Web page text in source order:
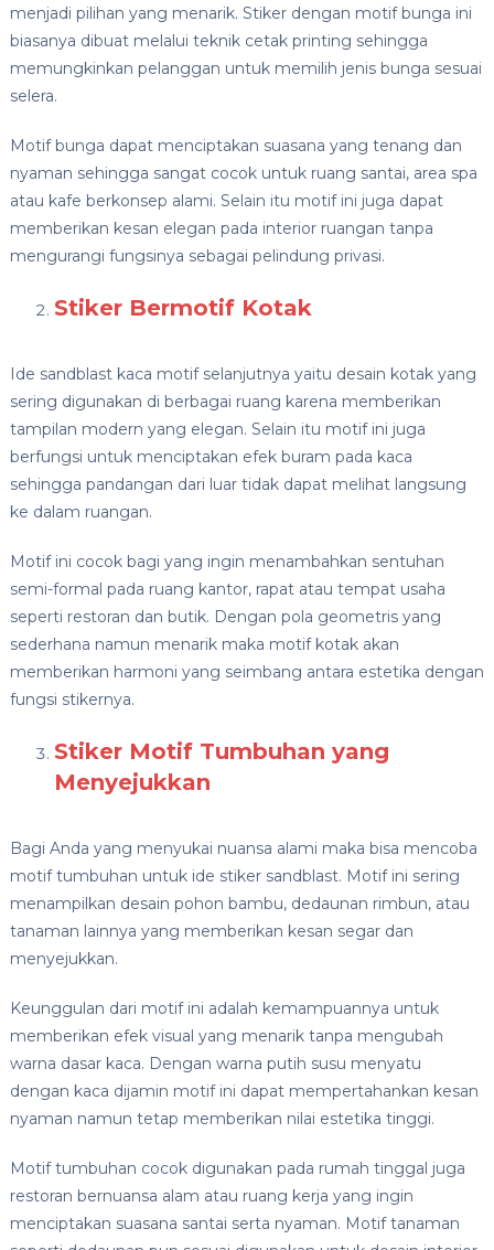
menjadi pilihan yang menarik. Stiker dengan motif bunga ini
biasanya dibuat melalui teknik cetak printing sehingga
memungkinkan pelanggan untuk memilih jenis bunga sesuai
selera.
Motif bunga dapat menciptakan suasana yang tenang dan
nyaman sehingga sangat cocok untuk ruang santai, area spa
atau kafe berkonsep alami. Selain itu motif ini juga dapat
memberikan kesan elegan pada interior ruangan tanpa
mengurangi fungsinya sebagai pelindung privasi.
Stiker Bermotif Kotak
Ide sandblast kaca motif selanjutnya yaitu desain kotak yang
sering digunakan di berbagai ruang karena memberikan
tampilan modern yang elegan. Selain itu motif ini juga
berfungsi untuk menciptakan efek buram pada kaca
sehingga pandangan dari luar tidak dapat melihat langsung
ke dalam ruangan.
Motif ini cocok bagi yang ingin menambahkan sentuhan
semi-formal pada ruang kantor, rapat atau tempat usaha
seperti restoran dan butik. Dengan pola geometris yang
sederhana namun menarik maka motif kotak akan
memberikan harmoni yang seimbang antara estetika dengan
fungsi stikernya.
Stiker Motif Tumbuhan yang
Menyejukkan
Bagi Anda yang menyukai nuansa alami maka bisa mencoba
motif tumbuhan untuk ide stiker sandblast. Motif ini sering
menampilkan desain pohon bambu, dedaunan rimbun, atau
tanaman lainnya yang memberikan kesan segar dan
menyejukkan.
Keunggulan dari motif ini adalah kemampuannya untuk
memberikan efek visual yang menarik tanpa mengubah
warna dasar kaca. Dengan warna putih susu menyatu
dengan kaca dijamin motif ini dapat mempertahankan kesan
nyaman namun tetap memberikan nilai estetika tinggi.
Motif tumbuhan cocok digunakan pada rumah tinggal juga
restoran bernuansa alam atau ruang kerja yang ingin
menciptakan suasana santai serta nyaman. Motif tanaman